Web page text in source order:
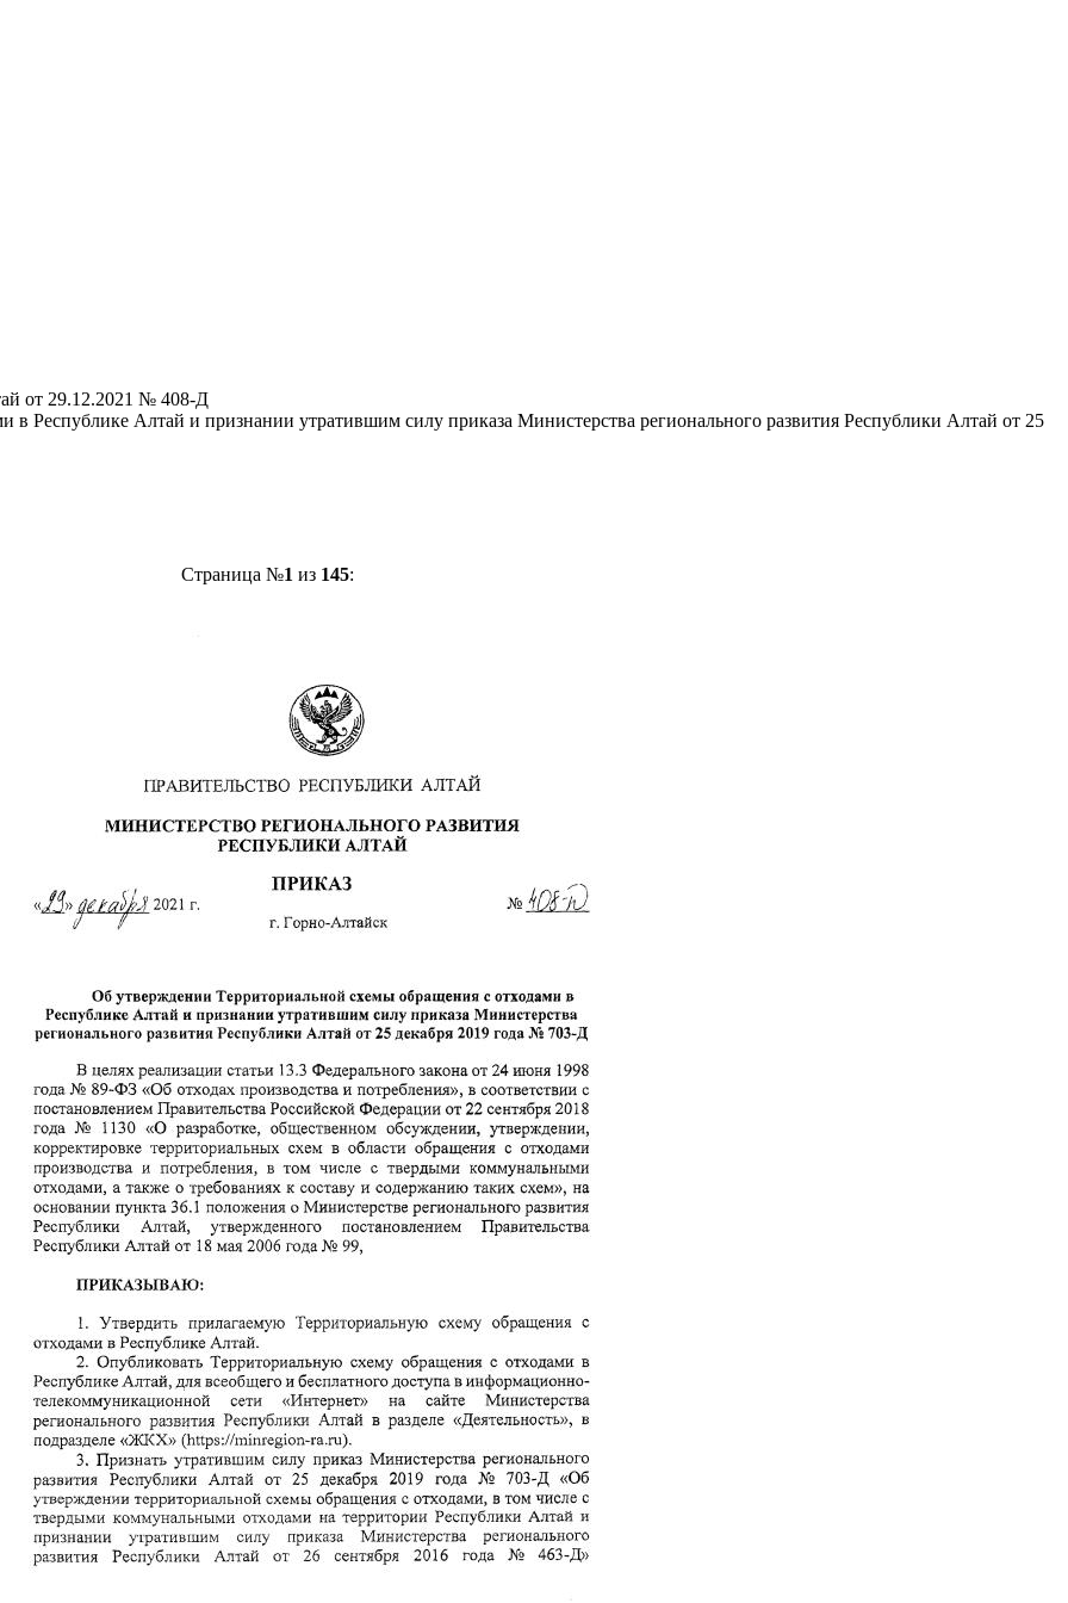
от 29.12.2021 № 408-Д
Республике Алтай и признании утратившим силу приказа Министерства регионального развития Республики Алтай от 25
Страница №1 из 145: